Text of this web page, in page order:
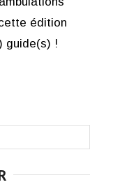
édition
guide(s) !